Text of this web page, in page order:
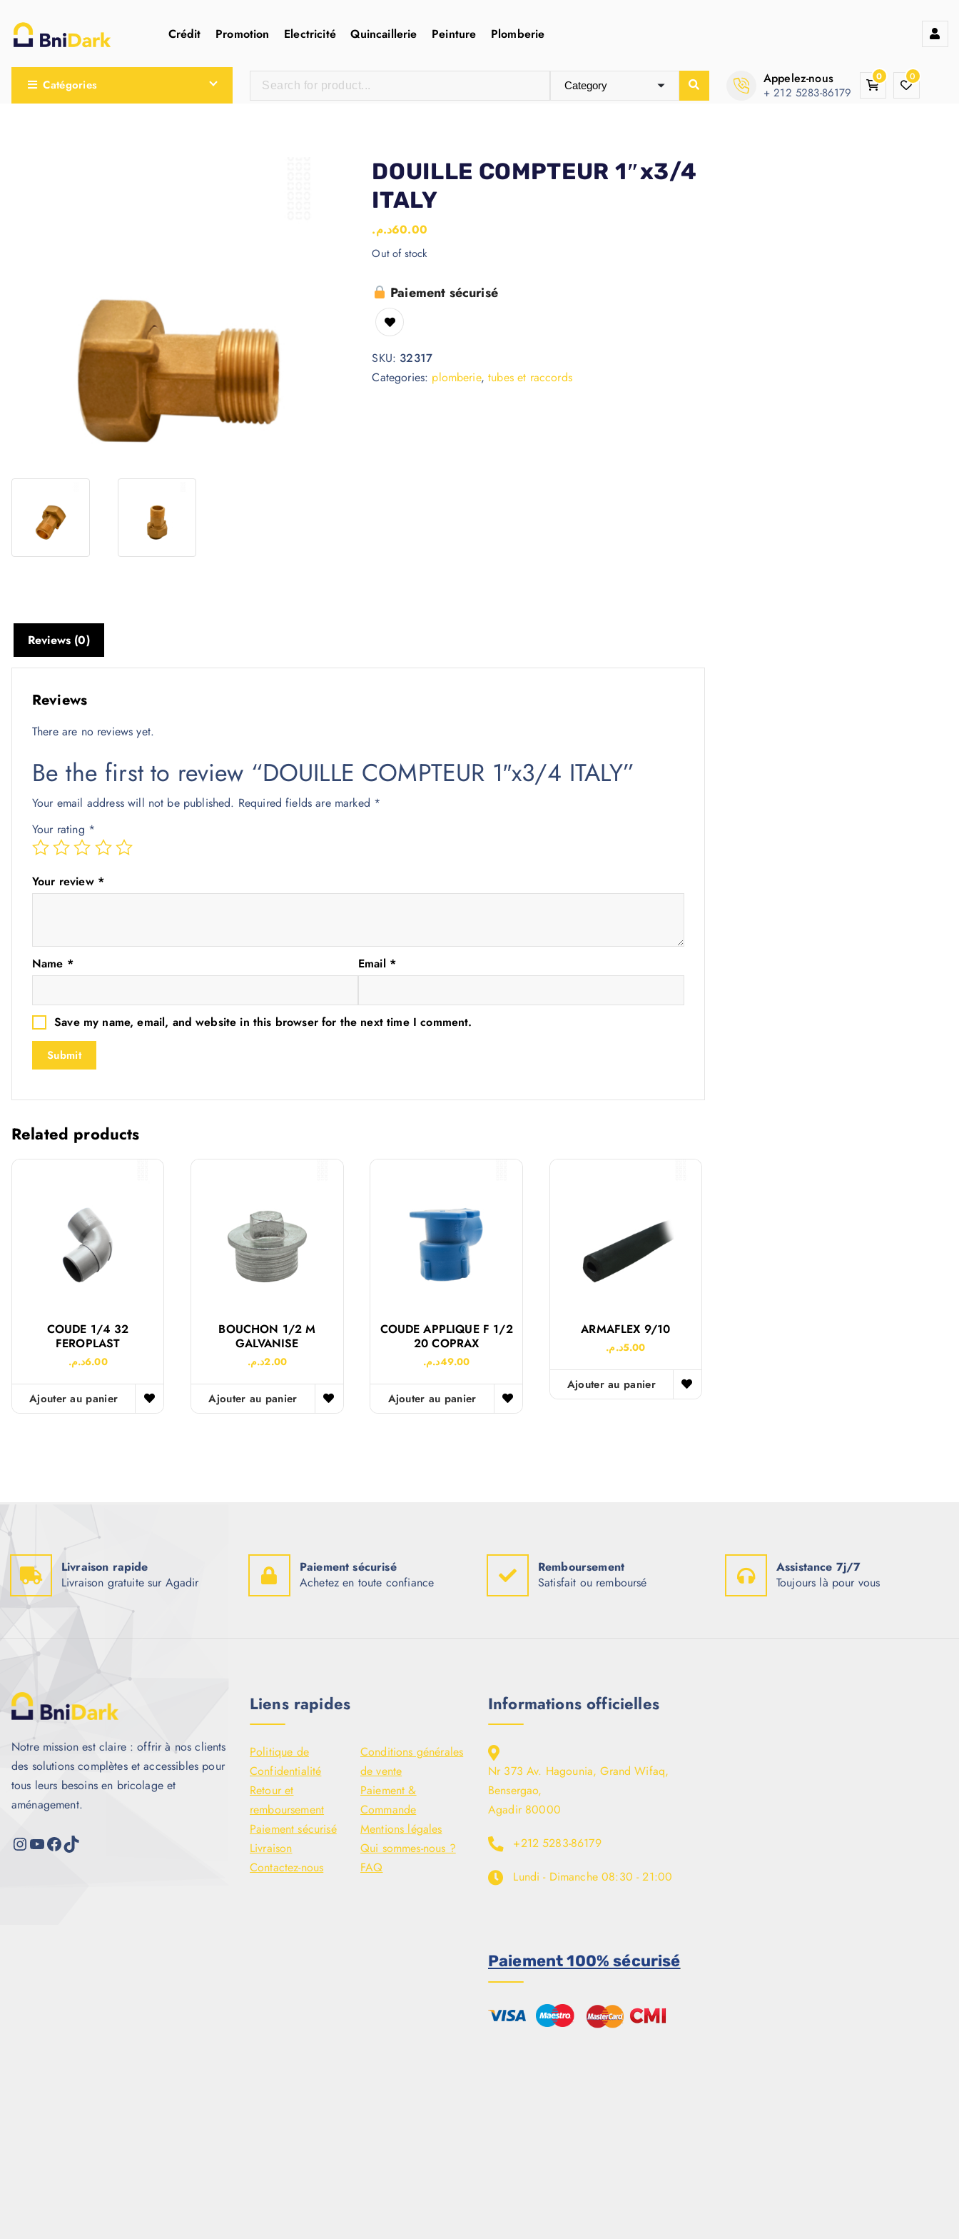
Crédit Promotion Electricité Quincaillerie Peinture Plomberie
Catégories Appelez-nous
+ 212 5283-86179
0 0
DOUILLE COMPTEUR 1″x3/4
ITALY
60.00د.م.
Out of stock
Paiement sécurisé
SKU: 32317
Categories: plomberie,tubes et raccords
Reviews (0)
Reviews
There are no reviews yet.
Be the first to review “DOUILLE COMPTEUR 1″x3/4 ITALY”
Your email address will not be published. Required fields are marked *
Your rating *
Your review *
Name * Email *
Save my name, email, and website in this browser for the next time I comment.
Related products
COUDE 1/4 32
FEROPLAST
6.00د.م.
Ajouter au panier
BOUCHON 1/2 M
GALVANISE
2.00د.م.
Ajouter au panier
COUDE APPLIQUE F 1/2
20 COPRAX
49.00د.م.
Ajouter au panier
ARMAFLEX 9/10
5.00د.م.
Ajouter au panier
Livraison rapide
Livraison gratuite sur Agadir
Paiement sécurisé
Achetez en toute confiance
Remboursement
Satisfait ou remboursé
Assistance 7j/7
Toujours là pour vous
Notre mission est claire : offrir à nos clients
des solutions complètes et accessibles pour
tous leurs besoins en bricolage et
aménagement.
Liens rapides
Politique de
Confidentialité
Conditions générales
de vente
Retour et
remboursement
Paiement &
Commande
Paiement sécurisé
Mentions légales
Livraison
Qui sommes-nous ?
Contactez-nous
FAQ
Informations officielles
Nr 373 Av. Hagounia, Grand Wifaq,
Bensergao,
Agadir 80000
+212 5283-86179
Lundi - Dimanche 08:30 - 21:00
Paiement 100% sécurisé